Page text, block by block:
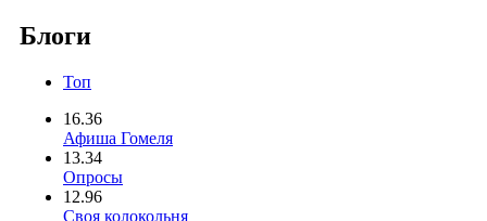
Блоги
Топ
16.36
Афиша Гомеля
13.34
Опросы
12.96
Своя колокольня